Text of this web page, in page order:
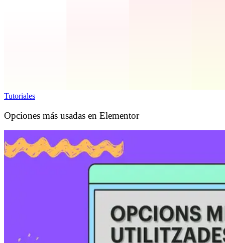
Tutoriales
Opciones más usadas en Elementor